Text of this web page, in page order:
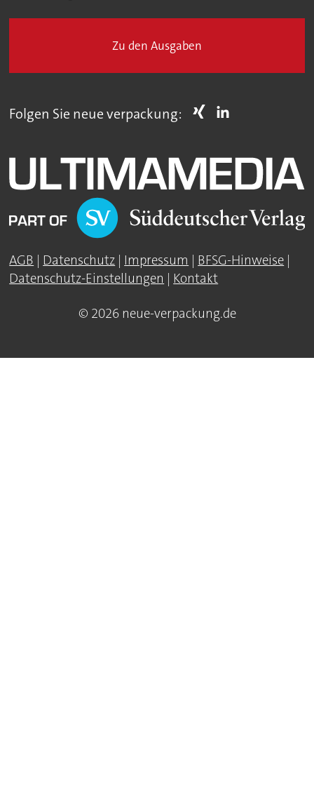
Zu den Ausgaben
Folgen Sie neue verpackung:
AGB Datenschutz Impressum BFSG-Hinweise
Datenschutz-Einstellungen
Kontakt
© 2026 neue-verpackung.de